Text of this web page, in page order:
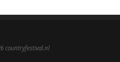
countryfestival.nl